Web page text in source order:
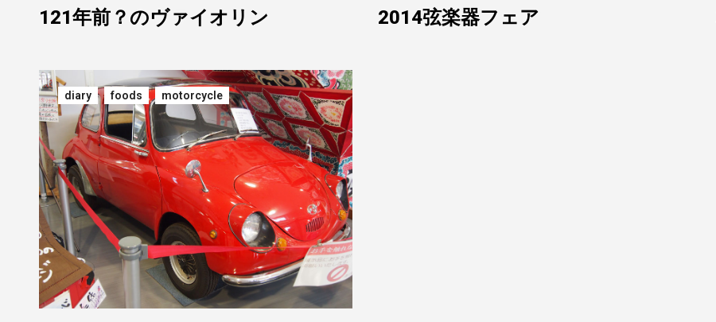
121年前？のヴァイオリン 2014弦楽器フェア
diary foods motorcycle